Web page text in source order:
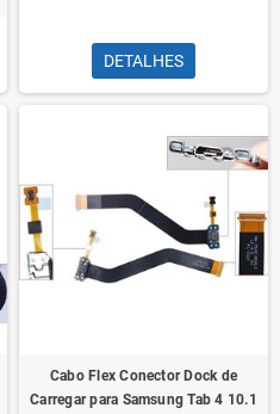
DETALHES
Cabo Flex Conector Dock de
Carregar para Samsung Tab 4 10.1